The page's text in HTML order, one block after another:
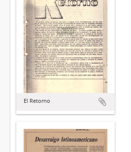
El Retorno